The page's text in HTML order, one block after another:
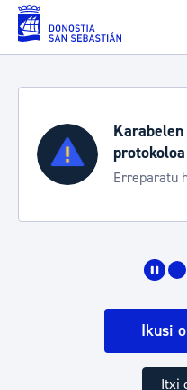
Eduki nagusira joan
protokoloa
Erreparatu
Ikusi
Itxi